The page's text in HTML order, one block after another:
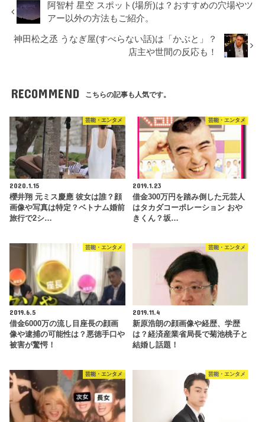
阿智村 星空 スポット(場所)は？おすすめの穴場やツ
アー以外の方法もご紹介。
神田松之丞 うなぎ屋(すべらない話)は「かぶと」？
店主や世間の反応も！
RECOMMEND こちらの記事も人気です。
芸能・エンタメ
2020.1.15
櫻井翔 元ミス慶應 彼女は誰？顔
画像や写真は特定？ベトナム婚前
旅行で2シ…
芸能・エンタメ
2019.1.23
借金300万円を踏み倒した元芸人
はタカダコーポレーション おや
きくん？坂…
芸能・エンタメ
2019.6.5
借金6000万の流し目座長の顔画
像や逮捕の可能性は？悪徳手口や
被害が驚愕！
芸能・エンタメ
2019.11.4
新原浩朗の顔画像や経歴、学歴
は？経済産業省局長で菊池桃子と
結婚し話題！
芸能・エンタメ 芸能・エンタメ